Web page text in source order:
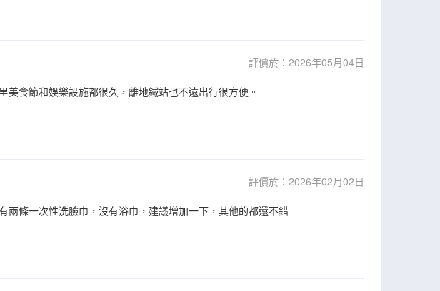
評價於：2026年05月04日
食節和娛樂設施都很久，離地鐵站也不遠出行很方便。
評價於：2026年02月02日
條一次性洗臉巾，沒有浴巾，建議增加一下，其他的都還不錯